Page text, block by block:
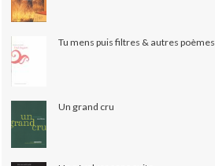
Tu mens puis filtres & autres poèmes
Un grand cru